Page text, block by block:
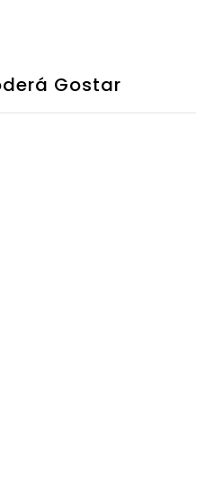
Gostar